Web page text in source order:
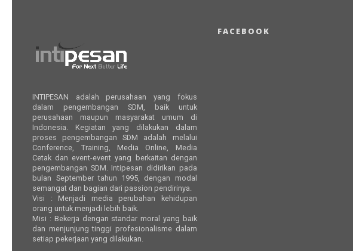
INTIPESAN adalah perusahaan yang fokus
dalam pengembangan SDM, baik untuk
perusahaan maupun masyarakat umum di
Indonesia. Kegiatan yang dilakukan dalam
proses pengembangan SDM adalah melalui
Conference, Training, Media Online, Media
Cetak dan event-event yang berkaitan dengan
pengembangan SDM. Intipesan didirikan pada
bulan September tahun 1995, dengan modal
semangat dan bagian dari passion pendirinya.
Visi : Menjadi media perubahan kehidupan
orang untuk menjadi lebih baik.
Misi : Bekerja dengan standar moral yang baik
dan menjunjung tinggi profesionalisme dalam
setiap pekerjaan yang dilakukan.
FACEBOOK